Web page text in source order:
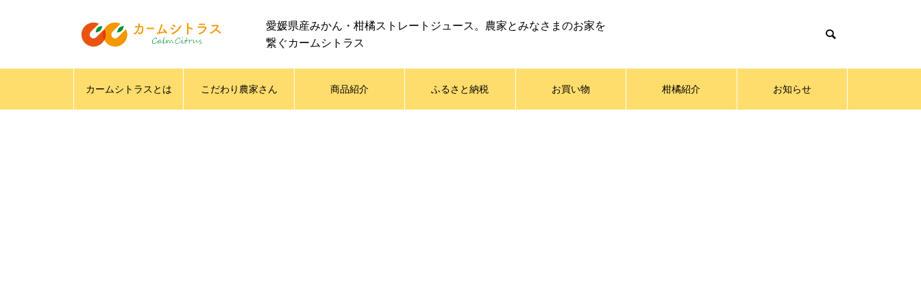
愛媛県産みかん・柑橘ストレートジュース。農家とみなさまのお家を
繋ぐカームシトラス
カームシトラスとは こだわり農家さん 商品紹介 ふるさと納税 お買い物 柑橘紹介 お知らせ